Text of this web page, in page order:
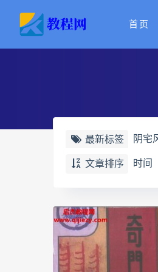
首页
最新标签 阴宅
奇门
赵氏
脐针
长卿
文章排序 时间